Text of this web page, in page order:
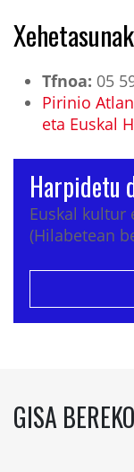
Xehetasunak
Tfnoa: 05
Pirinio
eta Euskal
Harpidetu
Euskal kultur
(Hilabetean
GISA